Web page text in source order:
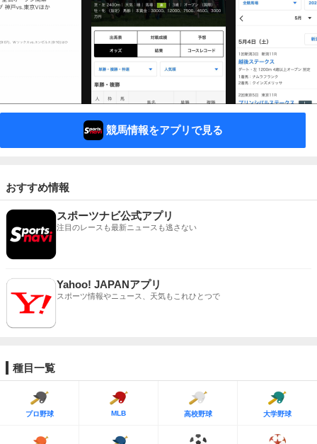
競馬情報をアプリで見る
おすすめ情報
スポーツナビ公式アプリ
注目のレースも最新ニュースも逃さない
Yahoo! JAPANアプリ
スポーツ情報やニュース、天気もこれひとつで
種目一覧
プロ野球 MLB 高校野球 大学野球